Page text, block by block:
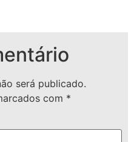
será publicado.
com *